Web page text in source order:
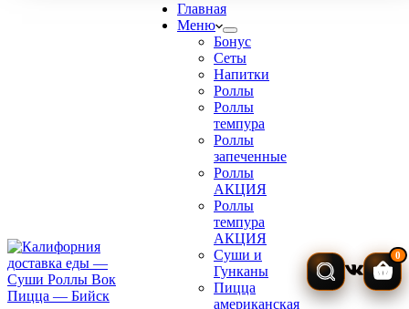
Главная
Меню
Бонус
Сеты
Напитки
Роллы
Роллы
темпура
Роллы
запеченные
Роллы
АКЦИЯ
Роллы
темпура
АКЦИЯ
Суши и
Гунканы
Пицца
американская
0